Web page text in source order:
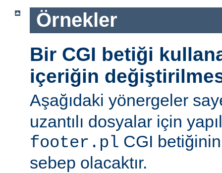
Örnekler
Bir CGI betiği
içeriğin
Aşağıdaki yönergeler
uzantılı dosyalar için
footer.pl CGI
sebep olacaktır.